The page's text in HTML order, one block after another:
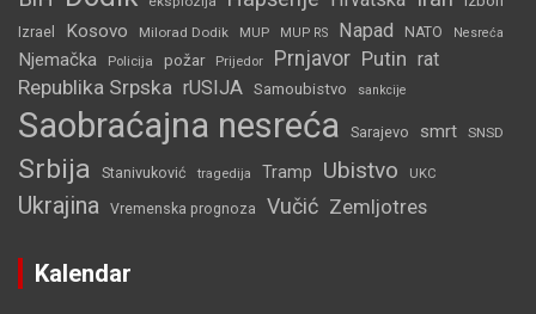
Izrael Kosovo Milorad Dodik MUP MUP RS Napad NATO Nesreća
Njemačka Policija požar Prijedor Prnjavor Putin rat
Republika Srpska rUSIJA Samoubistvo sankcije
Saobraćajna nesreća Sarajevo smrt SNSD
Srbija Stanivuković tragedija Tramp Ubistvo UKC
Ukrajina Vremenska prognoza Vučić Zemljotres
Kalendar